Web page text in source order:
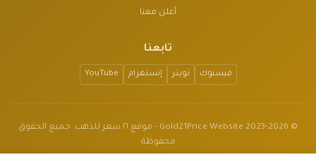
أعلن معنا
تابعنا
فيسبوك تويتر إنستغرام YouTube
© 2023-2026 Gold21Price Website - موقع ٢١ سعر للذهب. جميع الحقوق
محفوظة